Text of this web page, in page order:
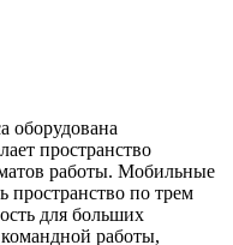
оборудована
пространство
работы. Мобильные
пространство по трем
для больших
работы,